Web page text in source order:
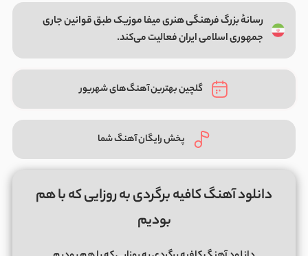
رسانهٔ بزرگ فرهنگی هنری میفا موزیک طبق قوانین جاری
جمهوری اسلامی ایران فعالیت می‌کند.
گلچین بهترین آهنگ‌های شهریور
پخش رایگان آهنگ شما
دانلود آهنگ کافیه برگردی به روزایی که با هم
بودیم